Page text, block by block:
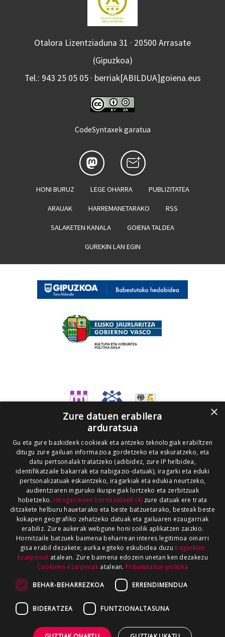
Otalora Lizentziaduna 31 · 20500 Arrasate
(Gipuzkoa)
Tel.: 943 25 05 05 · berriak[ABILDUA]goiena.eus
CodeSyntaxek garatua
HONI BURUZ LEGE OHARRA PUBLIZITATEA
ARAUAK HARREMANETARAKO RSS
SALAKETEN KANALA GOIENA TALDEA
GUREKIN LAN EGIN
×
Zure datuen erabilera
arduratsua
Gu eta gure bazkideek cookieak eta antzeko teknologiak erabiltzen
ditugu zure gailuan informazioa gordetzeko eta eskuratzeko, eta
datu pertsonalak tratatzeko (adibidez, zure IP helbidea,
identifikatzaile bakarrak eta nabigazio-datuak), iragarki eta eduki
pertsonalizatuak eskaintzeko, iragarkiak eta edukia neurtzeko,
audientziaren inguruko ikuspegiak lortzeko eta zerbitzuak
hobetzeko. Hirugarrenen hornitzaileek (4)zure datuak ere trata
ditzakete helburu hauetarako eta beste batzuetarako, besteak beste
kokapen geografiko zehatzeko datuak eta gailuaren ezaugarriak
erabiliz. Zure aukerak webgune honi soilik aplikatzen zaizkio.
Hornitzaile batzuek baimena beharrean interes legitimoa oinarri
gisa erabil dezakete; aurka egiteko eskubidea duzu Iragarkien
ezarpenakatalean. Zure baimena edozein unetan ken dezakezu
Cookieen ezarpenak atalean. Pribatutasun-politika
BEHAR-BEHARREZKOA ERRENDIMENDUA
BIDERATZEA FUNTZIONALTASUNA